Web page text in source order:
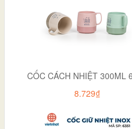
CỐC CÁCH NHIỆT 300ML
8.729₫